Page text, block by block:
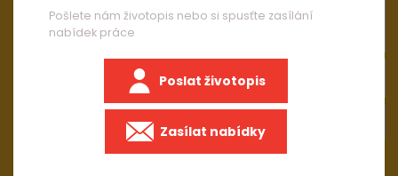
Pošlete nám životopis nebo si spusťte zasílání
nabídek práce
Poslat životopis
Zasílat nabídky